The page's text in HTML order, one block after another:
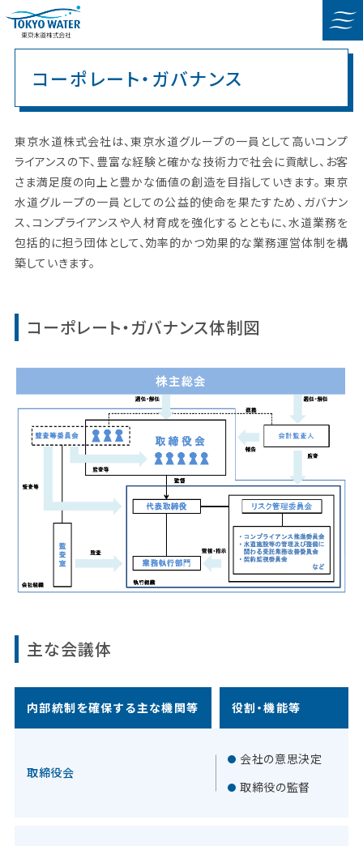
コーポレート・ガバナンス
東京水道株式会社は、東京水道グループの一員として高いコンプ
ライアンスの下、豊富な経験と確かな技術力で社会に貢献し、お客
さま満足度の向上と豊かな価値の創造を目指していきます。 東京
水道グループの一員としての公益的使命を果たすため、ガバナン
ス、コンプライアンスや人材育成を強化するとともに、水道業務を
包括的に担う団体として、効率的かつ効果的な業務運営体制を構
築していきます。
コーポレート・ガバナンス体制図
主な会議体
内部統制を確保する主な機関等 役割・機能等
取締役会
会社の意思決定
取締役の監督